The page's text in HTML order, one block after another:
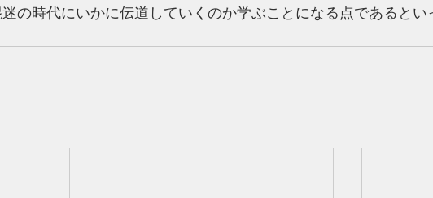
の時代にいかに伝道していくのか学ぶことになる点であるとい